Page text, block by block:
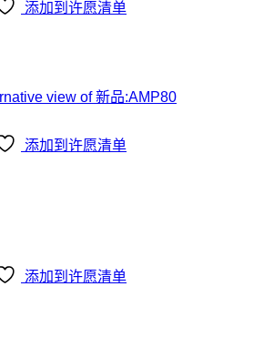
添加到许愿清单
添加到许愿清单
添加到许愿清单